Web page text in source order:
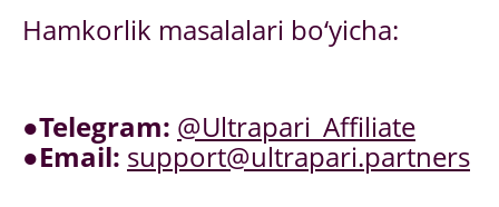
Hamkorlik masalalari bo‘yicha:
●Telegram: @Ultrapari_Affiliate
●Email: support@ultrapari.partners